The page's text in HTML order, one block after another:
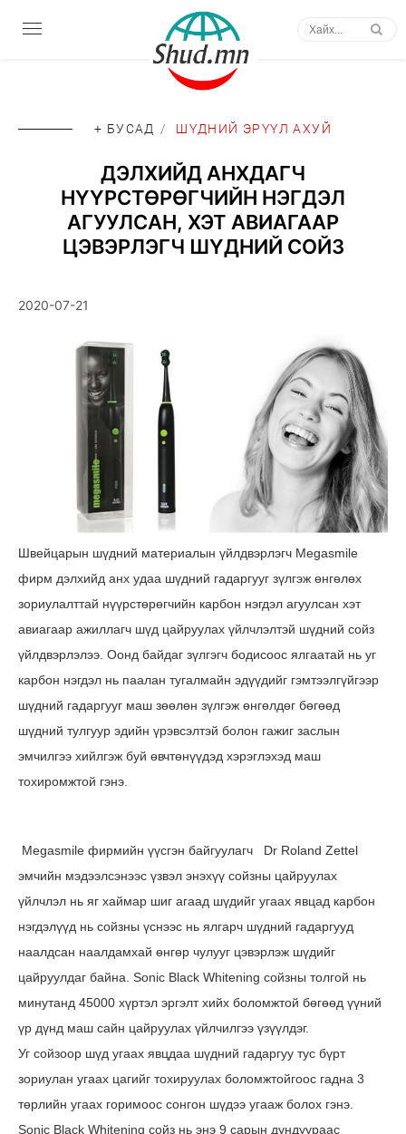
+ БУСАД / ШҮДНИЙ ЭРҮҮЛ АХУЙ
ДЭЛХИЙД АНХДАГЧ
НҮҮРСТӨРӨГЧИЙН НЭГДЭЛ
АГУУЛСАН, ХЭТ АВИАГААР
ЦЭВЭРЛЭГЧ ШҮДНИЙ СОЙЗ
2020-07-21
Швейцарын шүдний материалын үйлдвэрлэгч Megasmile
фирм дэлхийд анх удаа шүдний гадаргууг зүлгэж өнгөлөх
зориулалттай нүүрстөрөгчийн карбон нэгдэл агуулсан хэт
авиагаар ажиллагч шүд цайруулах үйлчлэлтэй шүдний сойз
үйлдвэрлэлээ. Оонд байдаг зүлгэгч бодисоос ялгаатай нь уг
карбон нэгдэл нь паалан тугалмайн эдүүдийг гэмтээлгүйгээр
шүдний гадаргууг маш зөөлөн зүлгэж өнгөлдөг бөгөөд
шүдний тулгуур эдийн үрэвсэлтэй болон гажиг заслын
эмчилгээ хийлгэж буй өвчтөнүүдэд хэрэглэхэд маш
тохиромжтой гэнэ.
Megasmile фирмийн үүсгэн байгуулагч Dr Roland Zettel
эмчийн мэдээлсэнээс үзвэл энэхүү сойзны цайруулах
үйлчлэл нь яг хаймар шиг агаад шүдийг угаах явцад карбон
нэгдэлүүд нь сойзны үснээс нь ялгарч шүдний гадаргууд
наалдсан наалдамхай өнгөр чулууг цэвэрлэж шүдийг
цайруулдаг байна. Sonic Black Whitening сойзны толгой нь
минутанд 45000 хүртэл эргэлт хийх боломжтой бөгөөд үүний
үр дүнд маш сайн цайруулах үйлчилгээ үзүүлдэг.
Уг сойзоор шүд угаах явцдаа шүдний гадаргуу тус бүрт
зориулан угаах цагийг тохируулах боломжтойгоос гадна 3
төрлийн угаах горимоос сонгон шүдээ угааж болох гэнэ.
Sonic Black Whitening сойз нь энэ 9 сарын дундуураас